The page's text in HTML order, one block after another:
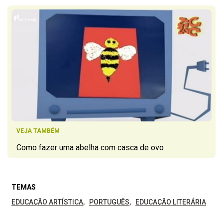
VEJA TAMBÉM
Como fazer uma abelha com casca de ovo
TEMAS
EDUCAÇÃO ARTÍSTICA
PORTUGUÊS EDUCAÇÃO LITERÁRIA